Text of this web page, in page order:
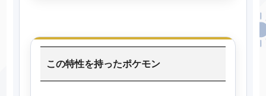
この特性を持ったポケモン